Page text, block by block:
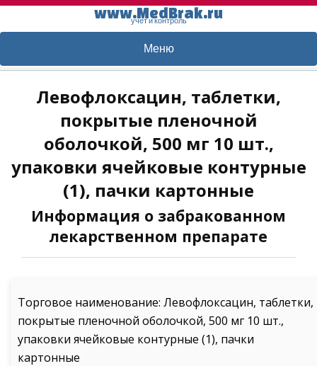
www.MedBrak.ru
учет и контроль
Меню
Левофлоксацин, таблетки,
покрытые пленочной
оболочкой, 500 мг 10 шт.,
упаковки ячейковые контурные
(1), пачки картонные
Информация о забракованном
лекарственном препарате
Торговое наименование: Левофлоксацин, таблетки,
покрытые пленочной оболочкой, 500 мг 10 шт.,
упаковки ячейковые контурные (1), пачки
картонные